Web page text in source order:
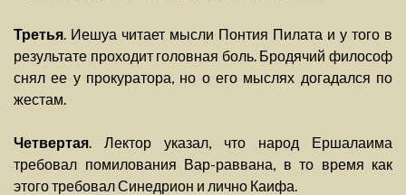
Третья . Иешуа читает мысли Понтия Пилата и у того в
результате проходит головная боль. Бродячий философ
снял ее у прокуратора, но о его мыслях догадался по
жестам.
Четвертая . Лектор указал, что народ Ершалаима
требовал помилования Вар-раввана, в то время как
этого требовал Синедрион и лично Каифа.